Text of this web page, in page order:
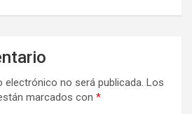
no será publicada. Los
marcados con *